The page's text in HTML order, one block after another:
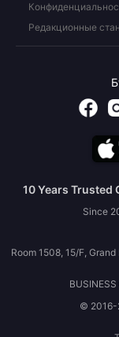
Редакционные
10 Years Trusted
Since
Room 1508, 15/F,
© 2016-